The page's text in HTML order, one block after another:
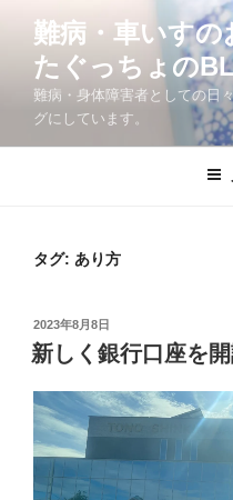
へ
難病・車い
たぐっちょの
難病・身体障害者としての日
グにしています。
タグ: あり方
投
稿
日:
2023年8月8日
新しく銀行口座を